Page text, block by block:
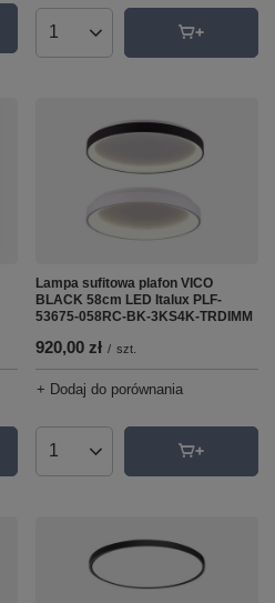
Ilość produktów
Lampa sufitowa plafon VICO
BLACK 58cm LED Italux PLF-
53675-058RC-BK-3KS4K-TRDIMM
920,00 zł / szt.
+ Dodaj do porównania
Ilość produktów